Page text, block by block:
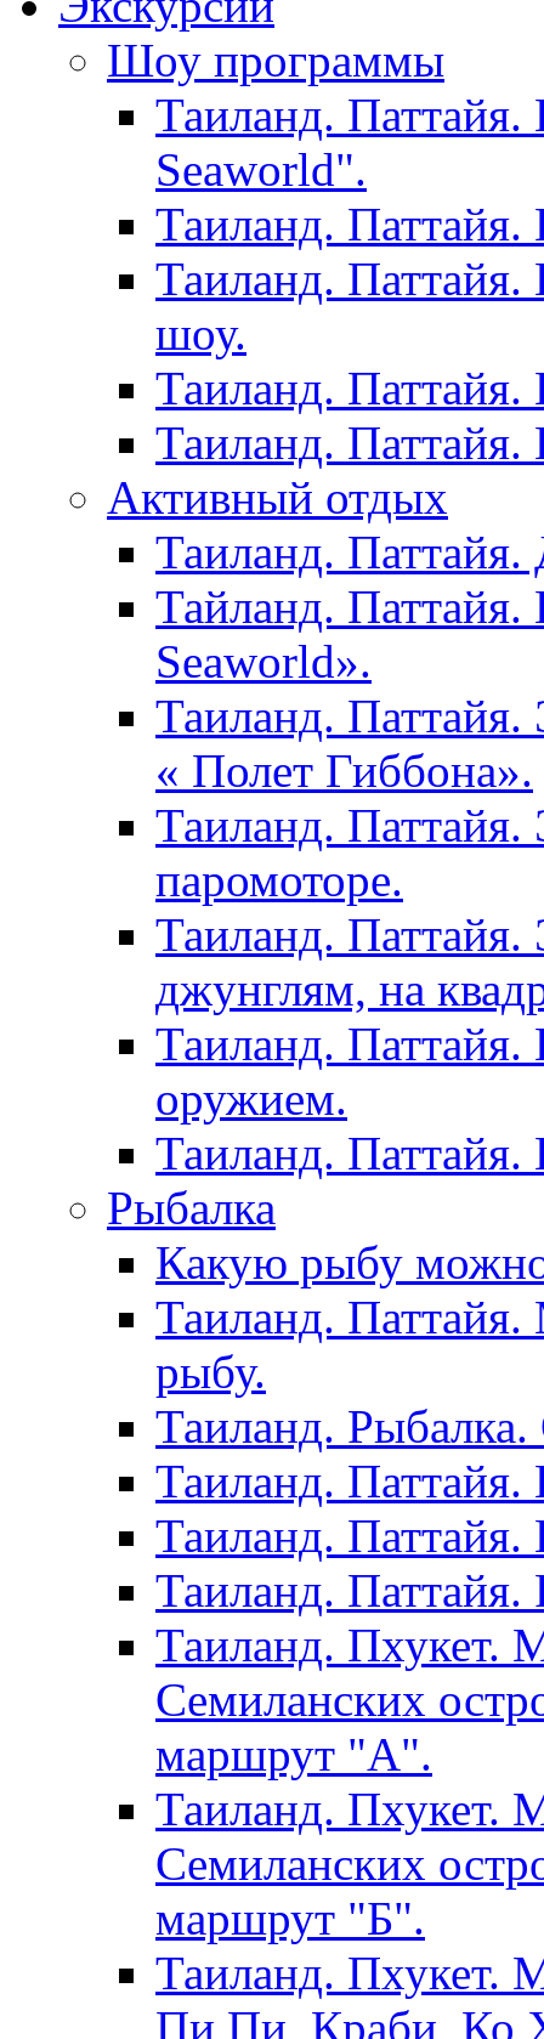
Шоу программы
Таиланд.
Seaworld".
Таиланд.
Таиланд.
шоу.
Таиланд.
Таиланд. Паттайя.
Активный отдых
Таиланд. Паттайя.
Тайланд.
Seaworld».
Таиланд.
« Полет Гиббона».
Таиланд. Паттайя.
паромоторе.
Таиланд. Паттайя.
джунглям, на
Таиланд.
оружием.
Таиланд. Паттайя.
Рыбалка
Какую рыбу
Таиланд.
рыбу.
Таиланд. Рыбалка.
Таиланд. Паттайя.
Таиланд. Паттайя.
Таиланд. Паттайя.
Таиланд. Пхукет.
Семиланских
маршрут "А".
Таиланд. Пхукет.
Семиланских
маршрут "Б".
Таиланд. Пхукет.
Пи Пи, Краби, Ко